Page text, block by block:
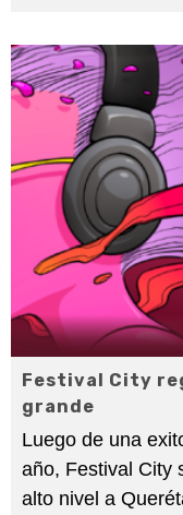
Festival City
grande
Luego de una
año, Festival City
alto nivel a